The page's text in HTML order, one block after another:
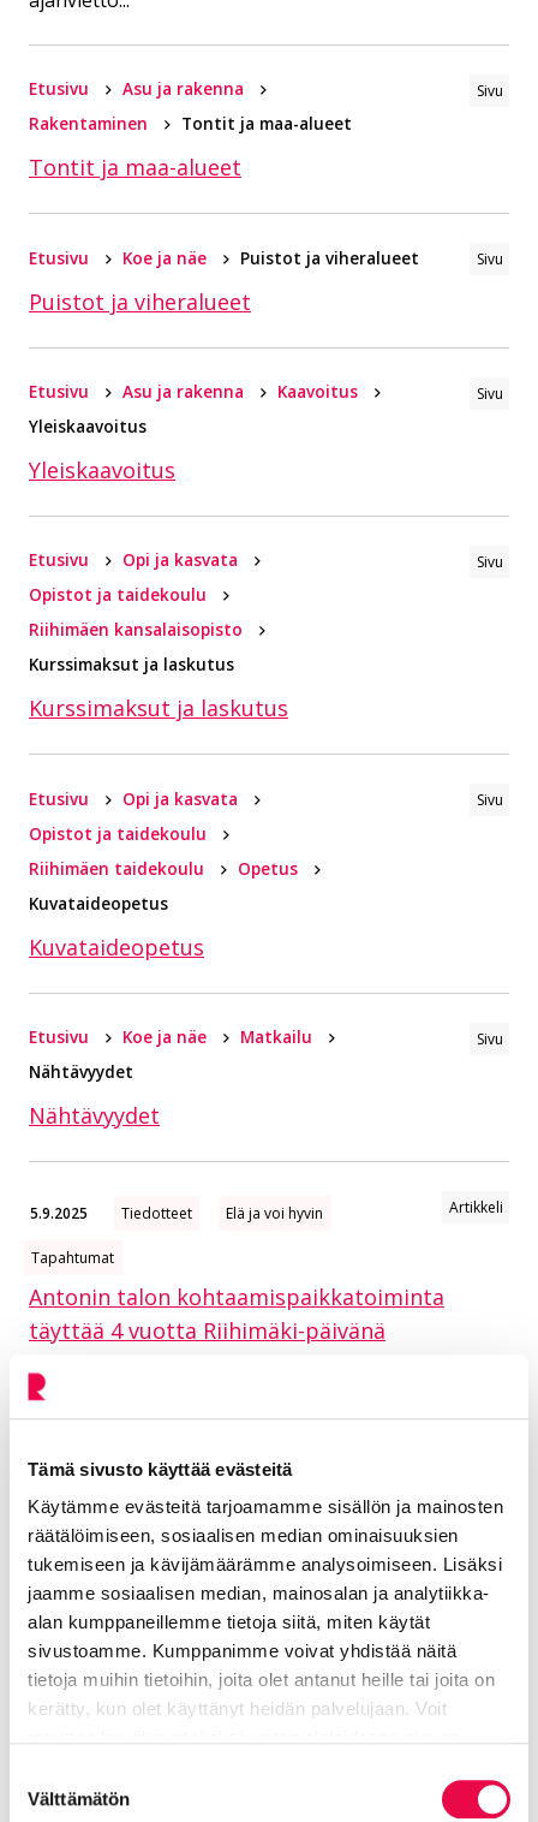
Tämä sivusto käyttää evästeitä
Käytämme evästeitä tarjoamamme sisällön ja mainosten
räätälöimiseen, sosiaalisen median ominaisuuksien
tukemiseen ja kävijämäärämme analysoimiseen. Lisäksi
jaamme sosiaalisen median, mainosalan ja analytiikka-
alan kumppaneillemme tietoja siitä, miten käytät
sivustoamme. Kumppanimme voivat yhdistää näitä
tietoja muihin tietoihin, joita olet antanut heille tai joita on
kerätty, kun olet käyttänyt heidän palvelujaan. Voit
valinta
Välttämätön
Etusivu
Asu ja rakenna
Rakentaminen
Tontit ja maa-alueet
Sivu
Tontit ja maa-alueet
Etusivu Koe ja näe Puistot ja viheralueet Sivu
Puistot ja viheralueet
Etusivu Asu ja rakenna
Kaavoitus
Yleiskaavoitus
Sivu
Yleiskaavoitus
Etusivu
Opi ja kasvata
Opistot ja taidekoulu
Riihimäen kansalaisopisto
Kurssimaksut ja laskutus
Sivu
Kurssimaksut ja laskutus
Etusivu
Opi ja kasvata
Opistot ja taidekoulu
Riihimäen taidekoulu
Opetus
Kuvataideopetus
Sivu
Kuvataideopetus
Etusivu Koe ja näe
Matkailu
Nähtävyydet
Sivu
Nähtävyydet
5.9.2025 Tiedotteet Elä ja voi hyvin
Tapahtumat
Artikkeli
Antonin talon kohtaamispaikkatoiminta
täyttää 4 vuotta Riihimäki-päivänä
Tapahtumat
Artikkeli
Antonin talon lounaskeikat saavat jatkoa
Asuminen
Artikkeli
Kiertotalousviikko tarjoaa
ennennäkemättömän runsaan ohjelman